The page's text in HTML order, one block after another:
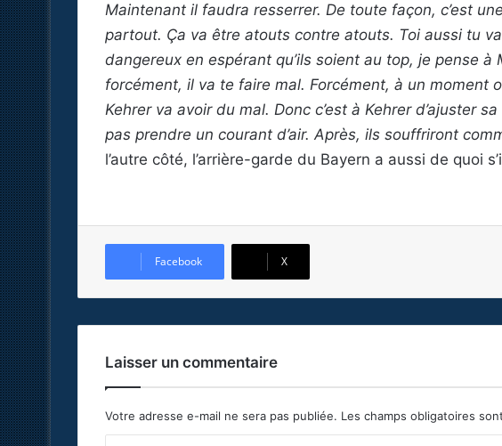
Maintenant il faudra resserrer. De toute façon, c’est
partout. Ça va être atouts contre atouts. Toi aussi tu
dangereux en espérant qu’ils soient au top, je pense à
forcément, il va te faire mal. Forcément, à un moment
Kehrer va avoir du mal. Donc c’est à Kehrer d’ajuster
pas prendre un courant d’air. Après, ils souffriront
l’autre côté, l’arrière-garde du Bayern a aussi de quoi
Facebook X
Laisser un commentaire
Votre adresse e-mail ne sera pas publiée. Les champs obligatoires